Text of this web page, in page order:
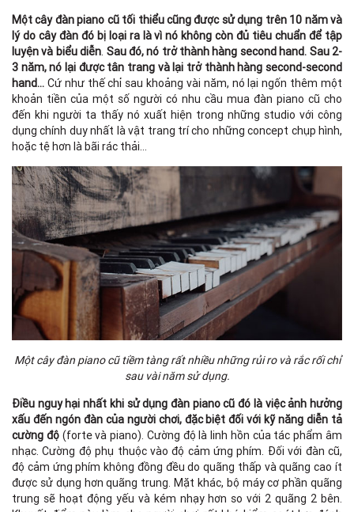
Một cây đàn piano cũ tối thiểu cũng được sử dụng trên 10 năm và
lý do cây đàn đó bị loại ra là vì nó không còn đủ tiêu chuẩn để tập
luyện và biểu diễn. Sau đó, nó trở thành hàng second hand. Sau 2-
3 năm, nó lại được tân trang và lại trở thành hàng second-second
hand… Cứ như thế chỉ sau khoảng vài năm, nó lại ngốn thêm một
khoản tiền của một số người có nhu cầu mua đàn piano cũ cho
đến khi người ta thấy nó xuất hiện trong những studio với công
dụng chính duy nhất là vật trang trí cho những concept chụp hình,
hoặc tệ hơn là bãi rác thải…
Một cây đàn piano cũ tiềm tàng rất nhiều những rủi ro và rắc rối chỉ
sau vài năm sử dụng.
Điều nguy hại nhất khi sử dụng đàn piano cũ đó là việc ảnh hưởng
xấu đến ngón đàn của người chơi, đặc biệt đối với kỹ năng diễn tả
cường độ(forte và piano). Cường độ là linh hồn của tác phẩm âm
nhạc. Cường độ phụ thuộc vào độ cảm ứng phím. Đối với đàn cũ,
độ cảm ứng phím không đồng đều do quãng thấp và quãng cao ít
được sử dụng hơn quãng trung. Mặt khác, bộ máy cơ phần quãng
trung sẽ hoạt động yếu và kém nhạy hơn so với 2 quãng 2 bên.